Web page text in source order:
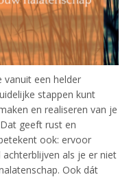
vanuit een helder
stappen kunt
en realiseren van je
geeft rust en
ook: ervoor
als je er niet
Ook dát